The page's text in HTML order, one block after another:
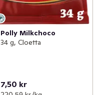
Polly Milkchoco
34 g, Cloetta
7,50 kr